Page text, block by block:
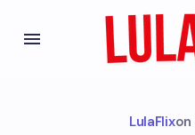
LulaFlixon